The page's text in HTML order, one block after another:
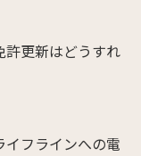
許更新はどうすれ
イフラインへの電